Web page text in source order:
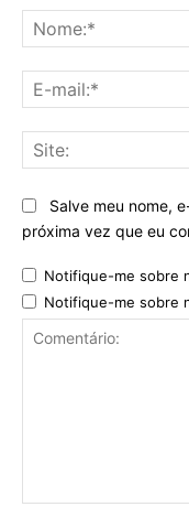
Salve meu nome,
próxima vez que eu
Notifique-me sobre
Notifique-me sobre